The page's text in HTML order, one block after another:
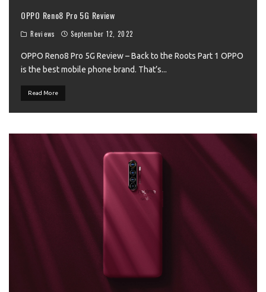
OPPO Reno8 Pro 5G Review
Reviews September 12, 2022
OPPO Reno8 Pro 5G Review – Back to the Roots Part 1 OPPO
is the best mobile phone brand. That’s...
Read More